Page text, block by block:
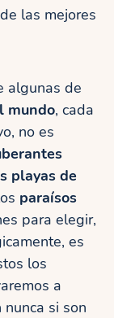
las mejores
algunas de
mundo, cada
no es
playas de
paraísos
para elegir,
es
los
a
si son